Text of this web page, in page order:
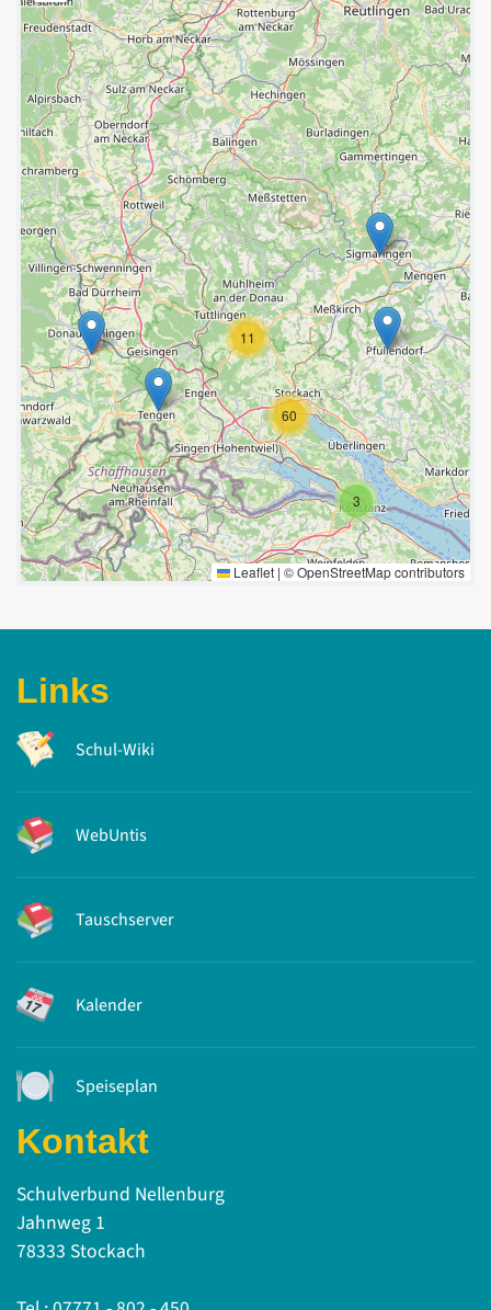
3
11
60
Leaflet | ©OpenStreetMapcontributors
Links
Schul-Wiki
WebUntis
Tauschserver
Kalender
Speiseplan
Kontakt
Schulverbund Nellenburg
Jahnweg 1
78333 Stockach